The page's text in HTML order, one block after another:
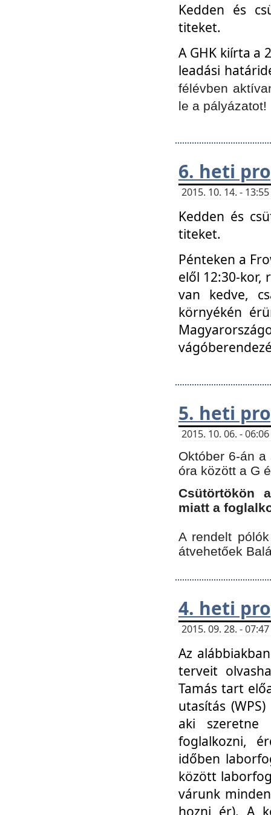
Kedden és
titeket.
A GHK kiírta a
leadási
félévben
le a pályázatot!
6. heti
2015. 10. 14. -
Kedden és
titeket.
Pénteken a
elől 12:30-kor,
van kedve,
környékén
5. heti
2015. 10. 06. -
Október 6-án
óra között a G
Csütörtökön
miatt a
A rendelt
átvehetőek
4. heti
2015. 09. 28. -
Az
terveit
Tamás tart
utasítás
aki szeretne
foglalkozni,
időben
között
várunk
hozni ér). A